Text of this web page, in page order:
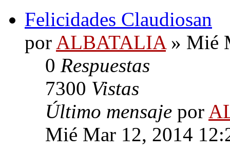
Felicidades Claudiosan
por ALBATALIA» Mié
0 Respuestas
7300 Vistas
Último mensaje por
Mié Mar 12, 2014